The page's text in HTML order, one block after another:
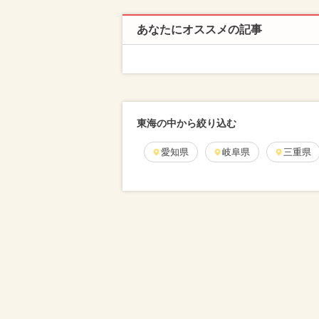
あなたにオススメの記事
東海の中から絞り込む
愛知県 岐阜県 三重県